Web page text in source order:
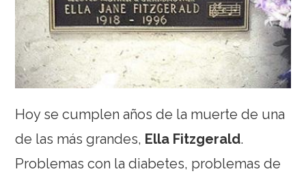
Hoy se cumplen años de la muerte de una
de las más grandes, Ella Fitzgerald.
Problemas con la diabetes, problemas de